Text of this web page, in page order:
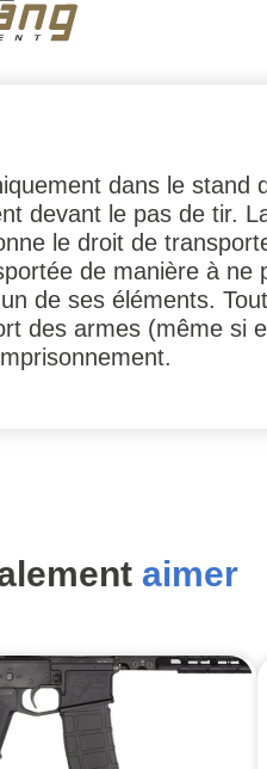
dans le stand
devant le pas de tir.
le droit de
de manière à ne
de ses éléments.
des armes (même si
aimer